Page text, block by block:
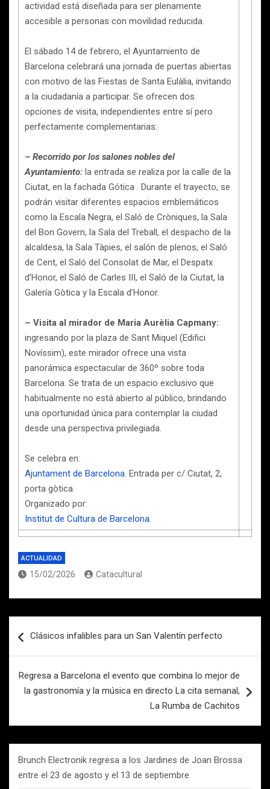
actividad está diseñada para ser plenamente
accesible a personas con movilidad reducida.
El sábado 14 de febrero, el Ayuntamiento de
Barcelona celebrará una jornada de puertas abiertas
con motivo de las Fiestas de Santa Eulàlia, invitando
a la ciudadanía a participar. Se ofrecen dos
opciones de visita, independientes entre sí pero
perfectamente complementarias:
– Recorrido por los salones nobles del
Ayuntamiento: la entrada se realiza por la calle de la
Ciutat, en la fachada Gótica . Durante el trayecto, se
podrán visitar diferentes espacios emblemáticos
como la Escala Negra, el Saló de Cròniques, la Sala
del Bon Govern, la Sala del Treball, el despacho de la
alcaldesa, la Sala Tàpies, el salón de plenos, el Saló
de Cent, el Saló del Consolat de Mar, el Despatx
d’Honor, el Saló de Carles III, el Saló de la Ciutat, la
Galería Gòtica y la Escala d’Honor.
– Visita al mirador de Maria Aurèlia Capmany:
ingresando por la plaza de Sant Miquel (Edifici
Novíssim), este mirador ofrece una vista
panorámica espectacular de 360º sobre toda
Barcelona. Se trata de un espacio exclusivo que
habitualmente no está abierto al público, brindando
una oportunidad única para contemplar la ciudad
desde una perspectiva privilegiada.
Se celebra en:
Ajuntament de Barcelona. Entrada per c/ Ciutat, 2,
porta gòtica.
Organizado por:
Institut de Cultura de Barcelona.
ACTUALIDAD
15/02/2026 Catacultural
de
Clásicos infalibles para un San Valentín perfecto
Regresa a Barcelona el evento que combina lo mejor de
la gastronomía y la música en directo La cita semanal,
La Rumba de Cachitos
Brunch Electronik regresa a los Jardines de Joan Brossa
entre el 23 de agosto y el 13 de septiembre